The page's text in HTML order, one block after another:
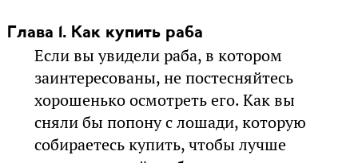
Глава 1. Как купить раба
Если вы увидели раба, в котором
заинтересованы, не постесняйтесь
хорошенько осмотреть его. Как вы
сняли бы попону с лошади, которую
собираетесь купить, чтобы лучше